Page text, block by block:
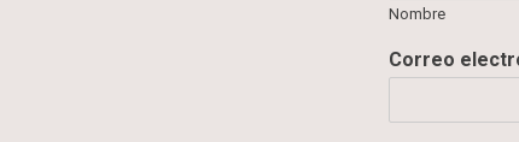
Nombre
U
p
o
Correo